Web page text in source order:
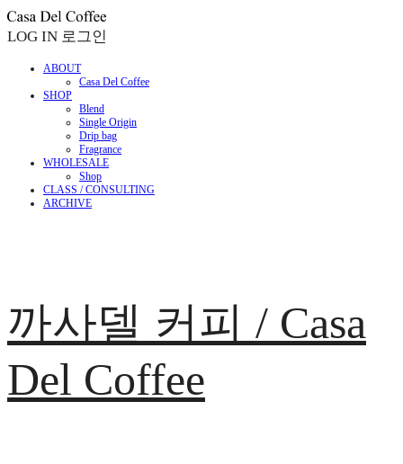
LOG IN 로그인
ABOUT
Casa Del Coffee
SHOP
Blend
Single Origin
Drip bag
Fragrance
WHOLESALE
Shop
CLASS / CONSULTING
ARCHIVE
까사델 커피 / Casa
Del Coffee